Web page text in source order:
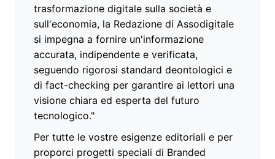
trasformazione digitale sulla società e
sull'economia, la Redazione di Assodigitale
si impegna a fornire un'informazione
accurata, indipendente e verificata,
seguendo rigorosi standard deontologici e
di fact-checking per garantire ai lettori una
visione chiara ed esperta del futuro
tecnologico."
Per tutte le vostre esigenze editoriali e per
proporci progetti speciali di Branded